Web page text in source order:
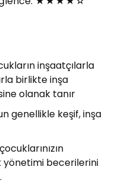
inşaatçılarla
birlikte inşa
olanak tanır
genellikle keşif, inşa
yönetimi becerilerini